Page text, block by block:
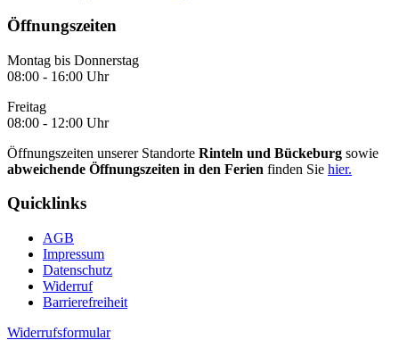
Öffnungszeiten
Montag bis Donnerstag
08:00 - 16:00 Uhr
Freitag
08:00 - 12:00 Uhr
Öffnungszeiten unserer Standorte Rinteln und Bückeburg sowie
abweichende Öffnungszeiten in den Ferien finden Sie hier.
Quicklinks
AGB
Impressum
Datenschutz
Widerruf
Barrierefreiheit
Widerrufsformular